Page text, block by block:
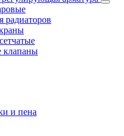
радиаторов
клапаны
и пена